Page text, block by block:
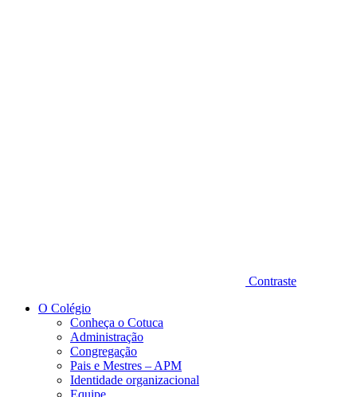
Contraste
O Colégio
Conheça o Cotuca
Administração
Congregação
Pais e Mestres – APM
Identidade organizacional
Equipe